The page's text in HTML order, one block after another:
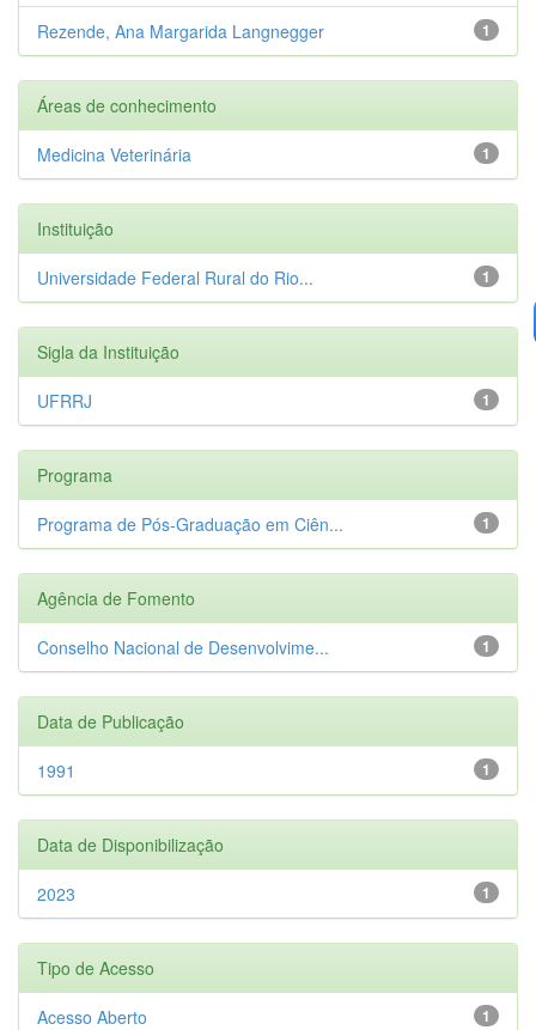
1
Rezende, Ana Margarida Langnegger
Áreas de conhecimento
1
Medicina Veterinária
Instituição
1
Universidade Federal Rural do Rio...
Sigla da Instituição
1
UFRRJ
Programa
1
Programa de Pós-Graduação em Ciên...
Agência de Fomento
1
Conselho Nacional de Desenvolvime...
Data de Publicação
1
1991
Data de Disponibilização
1
2023
Tipo de Acesso
1
Acesso Aberto